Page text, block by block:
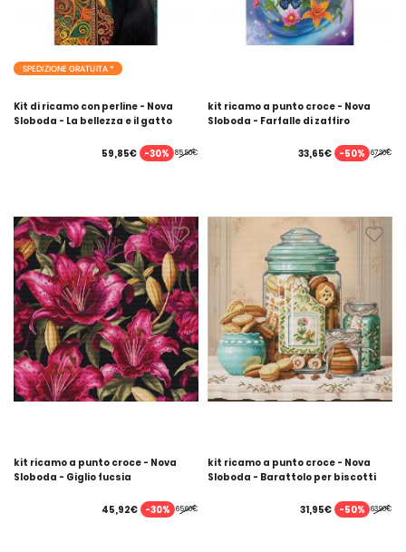
SPEDIZIONE GRATUITA *
Kit di ricamo con perline - Nova
Sloboda - La bellezza e il gatto
85,50€
59,85€ -30%
kit ricamo a punto croce - Nova
Sloboda - Farfalle di zaffiro
67,30€
33,65€ -50%
kit ricamo a punto croce - Nova
Sloboda - Giglio fucsia
65,60€
45,92€ -30%
kit ricamo a punto croce - Nova
Sloboda - Barattolo per biscotti
63,90€
31,95€ -50%